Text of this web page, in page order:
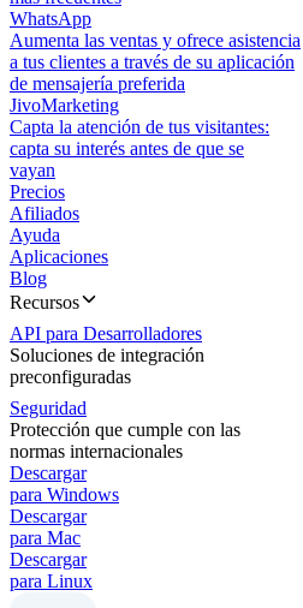
WhatsApp
Aumenta las ventas y ofrece asistencia
a tus clientes a través de su aplicación
de mensajería preferida
JivoMarketing
Capta la atención de tus visitantes:
capta su interés antes de que se
vayan
Precios
Afiliados
Ayuda
Aplicaciones
Blog
Recursos
API para Desarrolladores
Soluciones de integración
preconfiguradas
Seguridad
Protección que cumple con las
normas internacionales
Descargar
para Windows
Descargar
para Mac
Descargar
para Linux